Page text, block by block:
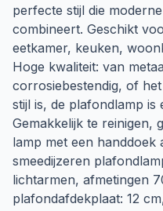
perfecte stijl die
combineert. Geschikt
eetkamer, keuken,
Hoge kwaliteit: van
corrosiebestendig, of
stijl is, de plafondlamp is
Gemakkelijk te reinigen,
lamp met een handdoek
smeedijzeren
lichtarmen, afmetingen
plafondafdekplaat: 12